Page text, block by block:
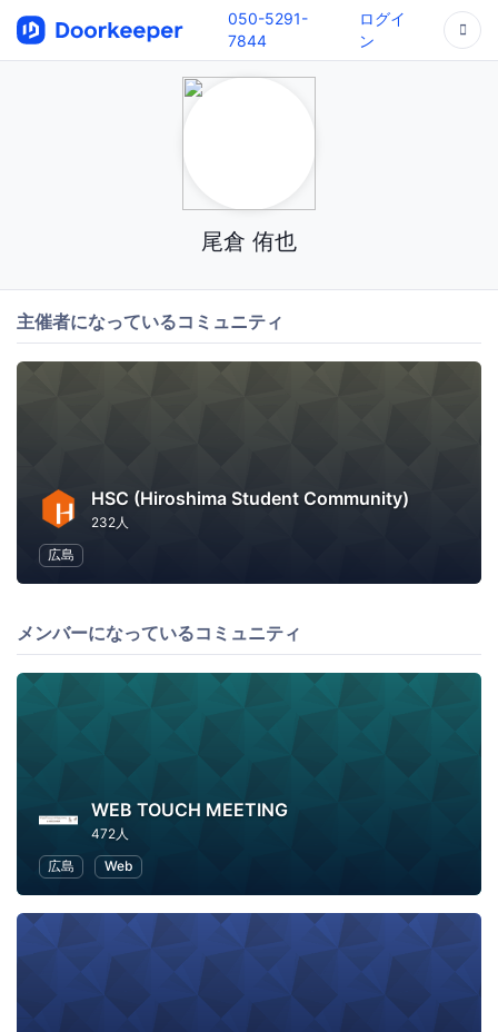
050-5291-
7844
ログイ
ン
尾倉 侑也
主催者になっているコミュニティ
HSC (Hiroshima Student Community)
232人
広島
メンバーになっているコミュニティ
WEB TOUCH MEETING
472人
広島
Web